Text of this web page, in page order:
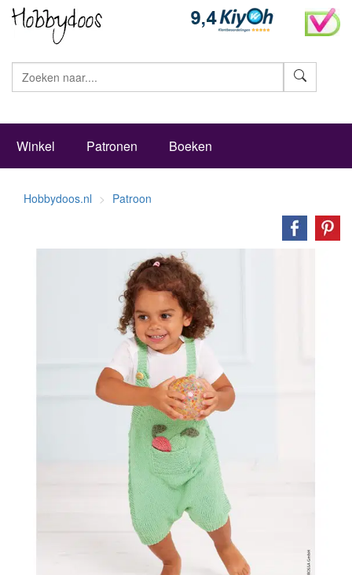
Winkel Patronen Boeken
Hobbydoos.nl Patroon